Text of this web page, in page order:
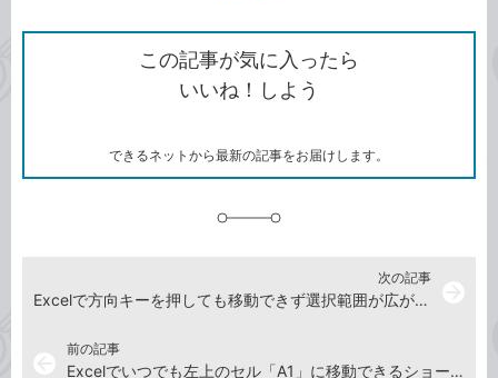
で
シ
ェ
ア
シ
ェ
ア
な
ブ
ッ
ク
ク
ク
を
コ
この記事が気に入ったら
いいね！しよう
できるネットから最新の記事をお届けします。
前の記事
Excelでいつでも左上のセル「A1」に移動できるショートカットキー
次の記事
Excelで方向キーを押しても移動できず選択範囲が広がってしまうときの対処方法